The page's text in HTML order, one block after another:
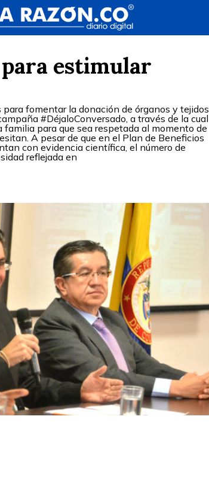
estimular
fomentar la donación de órganos y tejidos
#DéjaloConversado, a través de la cual
para que sea respetada al momento de
A pesar de que en el Plan de Beneficios
con evidencia científica, el número de
reflejada en